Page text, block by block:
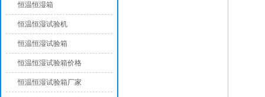
恒温恒湿箱
恒温恒湿试验机
恒温恒湿试验箱
恒温恒湿试验箱价格
恒温恒湿试验箱厂家